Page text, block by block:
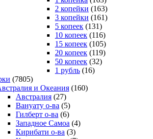
2 копейки (163)
3 копейки (161)
5 копеек (131)
10 копеек (116)
15 копеек (105)
20 копеек (119)
50 копеек (32)
1 рубль (16)
(7805)
и Океания (160)
Австралия (27)
Вануату о-ва (5)
Гилберт о-ва (6)
Западное Самоа (4)
Кирибати о-ва (3)